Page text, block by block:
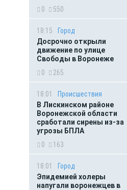
0
550
18:15
Город
Досрочно открыли
движение по улице
Свободы в Воронеже
0
265
18:01
Происшествия
В Лискинском районе
Воронежской области
сработали сирены из-за
угрозы БПЛА
0
163
18:01
Город
Эпидемией холеры
напугали воронежцев в